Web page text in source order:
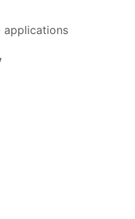
applications